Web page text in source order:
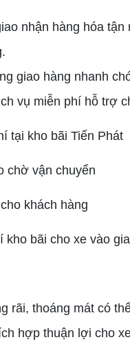
nhận hàng hóa
giao hàng nhanh
vụ miễn phí hỗ trợ
tại kho bãi Tiến Phát
chờ vận chuyển
khách hàng
kho bãi cho xe vào
rãi, thoáng mát có
hợp thuận lợi cho